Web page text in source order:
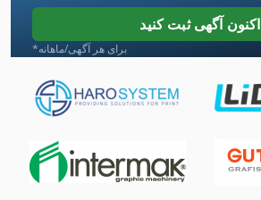
Ng 200
Stock
Tur 560
دستگاه خنک کننده
دستگاه خنک کننده آب
اکنون آگهی ثبت کنید
*برای هر آگهی/ماهانه